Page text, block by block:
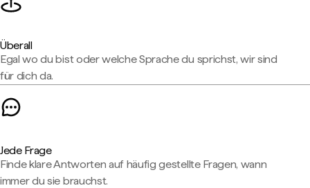
Überall
Egal wo du bist oder welche Sprache du sprichst, wir sind
für dich da.
Jede Frage
Finde klare Antworten auf häufig gestellte Fragen, wann
immer du sie brauchst.